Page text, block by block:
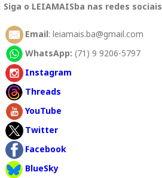
Siga o LEIAMAISba nas redes sociais
Email: leiamais.ba@gmail.com
WhatsApp: (71) 9 9206-5797
Instagram
Threads
YouTube
Twitter
Facebook
BlueSky